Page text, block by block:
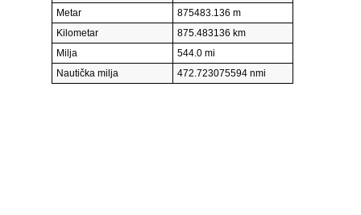
Metar
875483.136 m
Kilometar
875.483136 km
Milja
544.0 mi
Nautička milja
472.723075594 nmi